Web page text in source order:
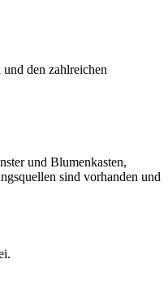
den zahlreichen
und Blumenkasten,
sind vorhanden und